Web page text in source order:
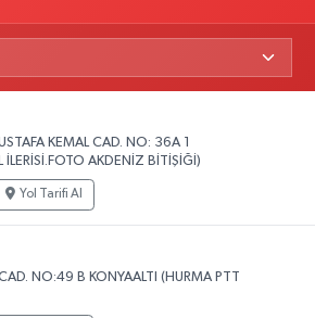
KEMAL CAD. NO: 36A 1
İLERİSİ.FOTO AKDENİZ BİTİŞİĞİ)
Yol Tarifi Al
NO:49 B KONYAALTI (HURMA PTT